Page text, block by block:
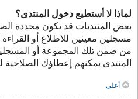
لماذا لا أستطيع دخول المنتدى؟
بعض المنتديات قد تكون محددة
مسجلين معينين للاطلاع أو
من ضمن تلك المجموعة أو
المنتدى يمكنهم إعطاؤك الصلاحية
أعلى